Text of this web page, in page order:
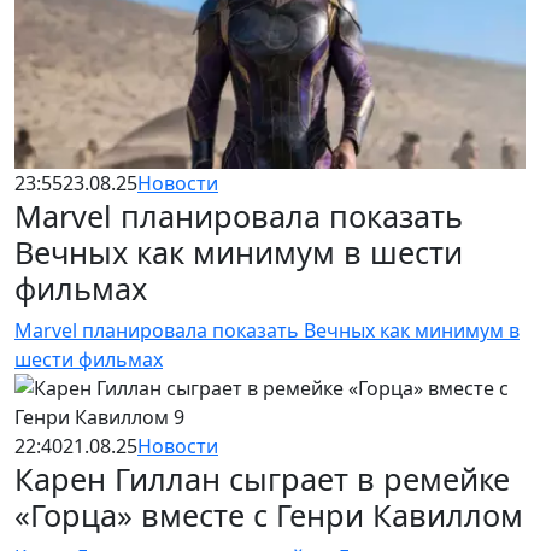
23:5523.08.25Новости
Marvel планировала показать
Вечных как минимум в шести
фильмах
Marvel планировала показать Вечных как минимум в
шести фильмах
22:4021.08.25Новости
Карен Гиллан сыграет в ремейке
«Горца» вместе с Генри Кавиллом